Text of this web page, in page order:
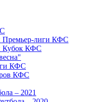
Премьер-лиги КФС
Кубок КФС
КФС
КФС
– 2021